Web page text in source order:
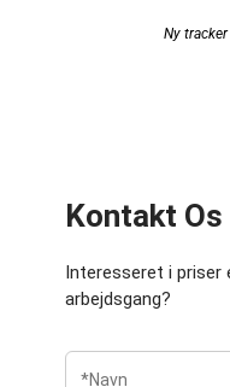
Ny tracker